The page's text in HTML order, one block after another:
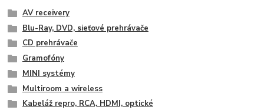
AV receivery
Blu-Ray, DVD, sieťové prehrávače
CD prehrávače
Gramofóny
MINI systémy
Multiroom a wireless
Kabeláž repro, RCA, HDMI, optické